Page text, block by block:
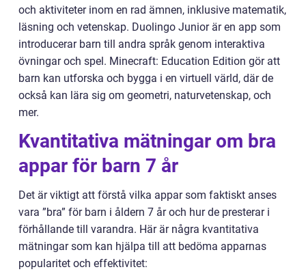
och aktiviteter inom en rad ämnen, inklusive matematik,
läsning och vetenskap. Duolingo Junior är en app som
introducerar barn till andra språk genom interaktiva
övningar och spel. Minecraft: Education Edition gör att
barn kan utforska och bygga i en virtuell värld, där de
också kan lära sig om geometri, naturvetenskap, och
mer.
Kvantitativa mätningar om bra
appar för barn 7 år
Det är viktigt att förstå vilka appar som faktiskt anses
vara ”bra” för barn i åldern 7 år och hur de presterar i
förhållande till varandra. Här är några kvantitativa
mätningar som kan hjälpa till att bedöma apparnas
popularitet och effektivitet: